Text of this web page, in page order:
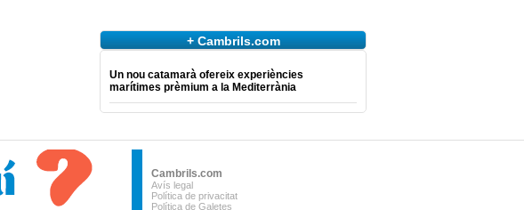
+ Cambrils.com
Un nou catamarà ofereix experiències
marítimes prèmium a la Mediterrània
Cambrils.com
Avís legal
Política de privacitat
Política de Galetes